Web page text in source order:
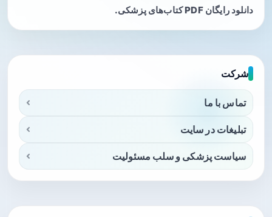
دانلود رایگان PDF کتاب‌های پزشکی.
شرکت
تماس با ما
تبلیغات در سایت
سیاست پزشکی و سلب مسئولیت